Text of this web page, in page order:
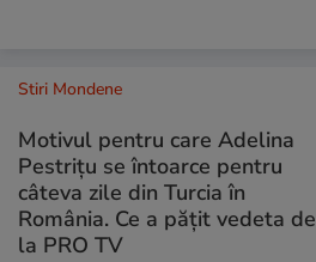
Stiri Mondene
Motivul pentru care Adelina
Pestrițu se întoarce pentru
câteva zile din Turcia în
România. Ce a pățit vedeta de
la PRO TV